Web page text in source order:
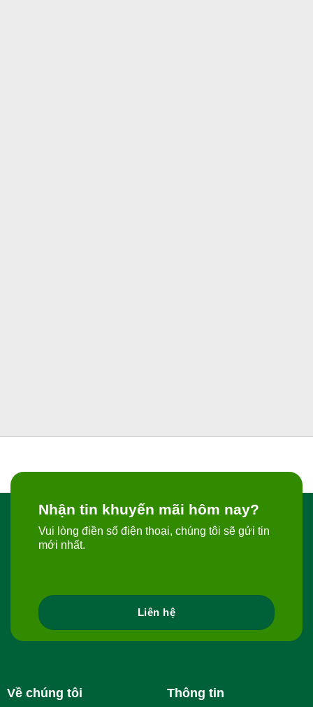
Nhận tin khuyến mãi hôm nay?
Vui lòng điền số điện thoại, chúng tôi sẽ gửi tin
mới nhất.
Liên hệ
Về chúng tôi Thông tin